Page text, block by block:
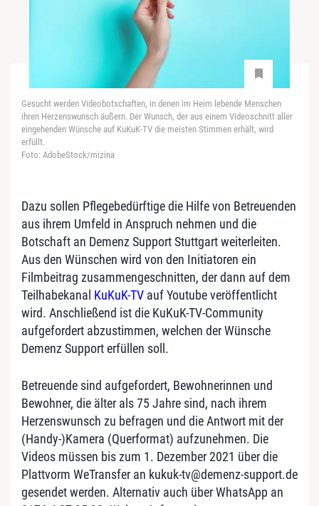
Gesucht werden Videobotschaften, in denen im Heim lebende Menschen
ihren Herzenswunsch äußern. Der Wunsch, der aus einem Videoschnitt aller
eingehenden Wünsche auf KuKuK-TV die meisten Stimmen erhält, wird
erfüllt.
Foto: AdobeStock/mizina
Dazu sollen Pflegebedürftige die Hilfe von Betreuenden
aus ihrem Umfeld in Anspruch nehmen und die
Botschaft an Demenz Support Stuttgart weiterleiten.
Aus den Wünschen wird von den Initiatoren ein
Filmbeitrag zusammengeschnitten, der dann auf dem
Teilhabekanal KuKuK-TV auf Youtube veröffentlicht
wird. Anschließend ist die KuKuK-TV-Community
aufgefordert abzustimmen, welchen der Wünsche
Demenz Support erfüllen soll.
Betreuende sind aufgefordert, Bewohnerinnen und
Bewohner, die älter als 75 Jahre sind, nach ihrem
Herzenswunsch zu befragen und die Antwort mit der
(Handy-)Kamera (Querformat) aufzunehmen. Die
Videos müssen bis zum 1. Dezember 2021 über die
Plattvorm WeTransfer an kukuk-tv@demenz-support.de
gesendet werden. Alternativ auch über WhatsApp an